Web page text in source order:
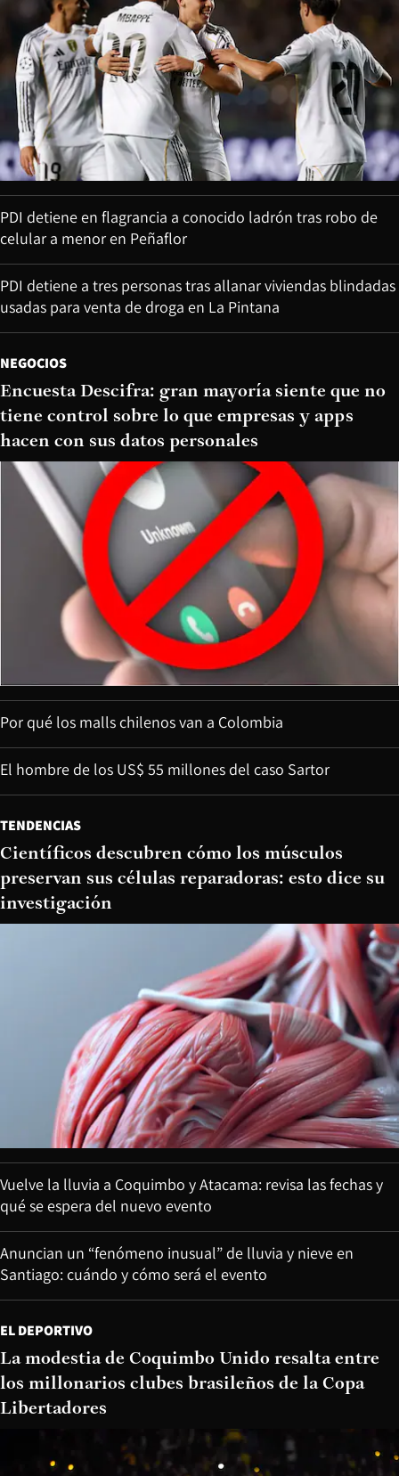
PDI detiene en flagrancia a conocido ladrón tras robo de
celular a menor en Peñaflor
PDI detiene a tres personas tras allanar viviendas blindadas
usadas para venta de droga en La Pintana
NEGOCIOS
Encuesta Descifra: gran mayoría siente que no
tiene control sobre lo que empresas y apps
hacen con sus datos personales
Por qué los malls chilenos van a Colombia
El hombre de los US$ 55 millones del caso Sartor
TENDENCIAS
Científicos descubren cómo los músculos
preservan sus células reparadoras: esto dice su
investigación
Vuelve la lluvia a Coquimbo y Atacama: revisa las fechas y
qué se espera del nuevo evento
Anuncian un “fenómeno inusual” de lluvia y nieve en
Santiago: cuándo y cómo será el evento
EL DEPORTIVO
La modestia de Coquimbo Unido resalta entre
los millonarios clubes brasileños de la Copa
Libertadores